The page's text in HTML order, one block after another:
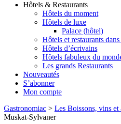
Hôtels & Restaurants
Hôtels du moment
Hôtels de luxe
Palace (hôtel)
Hôtels et restaurants
Hôtels d’écrivains
Hôtels fabuleux du
Les grands Restaurants
Nouveautés
S’abonner
Mon compte
Gastronomiac > Les Boissons, vins et
Muskat-Sylvaner